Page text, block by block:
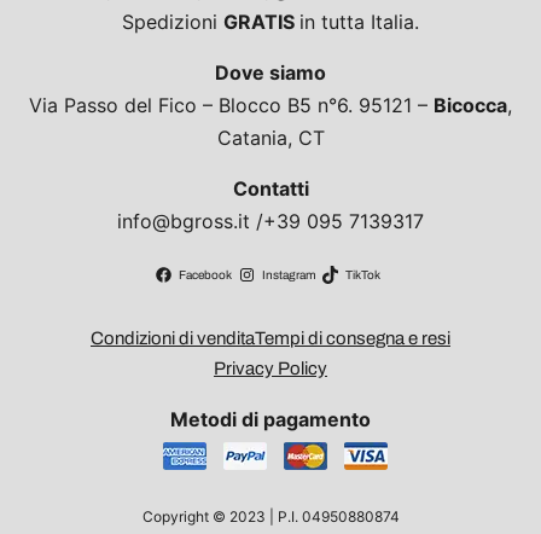
Spedizioni GRATIS in tutta Italia.
Dove siamo
Via Passo del Fico – Blocco B5 n°6. 95121 – Bicocca,
Catania, CT
Contatti
info@bgross.it /+39 095 7139317
Facebook Instagram TikTok
Condizioni di venditaTempi di consegna e resi
Privacy Policy
Metodi di pagamento
Copyright © 2023 | P.I. 04950880874